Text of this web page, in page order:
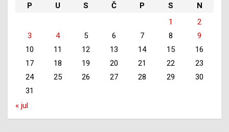
P
U S Č P S
N
1
2
3
4 5 6 7 8
9
10
11 12 13 14 15
16
17
18 19 20 21 22
23
24
25 26 27 28 29
30
31
« jul